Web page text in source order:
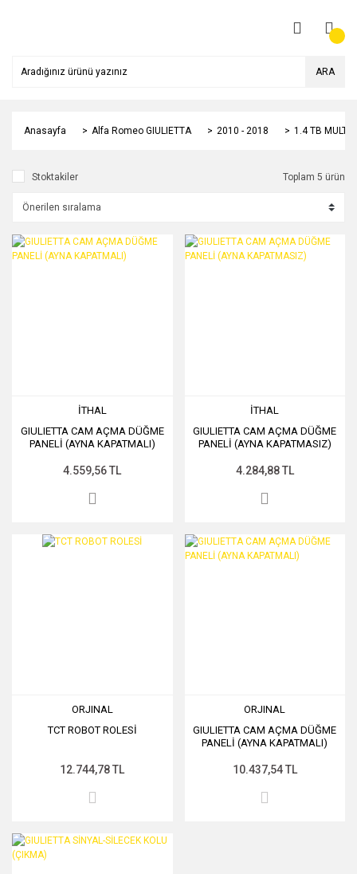
ARA
Anasayfa Alfa Romeo GIULIETTA 2010 - 2018 1.4 TB
Stoktakiler Toplam 5 ürün
İTHAL
GIULIETTA CAM AÇMA DÜĞME
PANELİ (AYNA KAPATMALI)
4.559,56 TL
İTHAL
GIULIETTA CAM AÇMA DÜĞME
PANELİ (AYNA KAPATMASIZ)
4.284,88 TL
ORJINAL
TCT ROBOT ROLESİ
12.744,78 TL
ORJINAL
GIULIETTA CAM AÇMA DÜĞME
PANELİ (AYNA KAPATMALI)
10.437,54 TL